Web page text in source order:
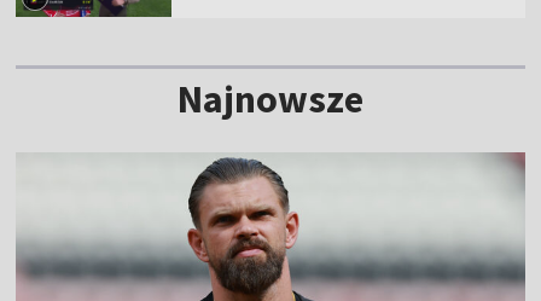
Najnowsze